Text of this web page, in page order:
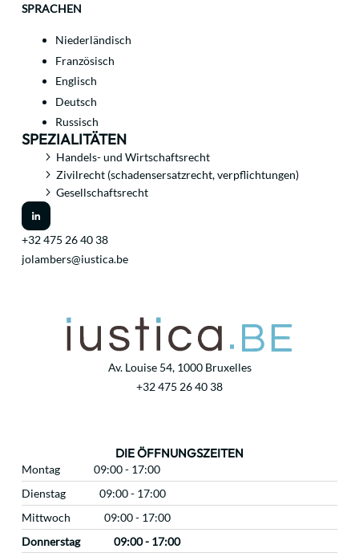
SPRACHEN
Niederländisch
Französisch
Englisch
Deutsch
Russisch
SPEZIALITÄTEN
Handels- und Wirtschaftsrecht
Zivilrecht (schadensersatzrecht, verpflichtungen)
Gesellschaftsrecht
+32 475 26 40 38
jolambers@iustica.be
Av. Louise 54, 1000 Bruxelles
+32 475 26 40 38
DIE ÖFFNUNGSZEITEN
Montag
09:00 - 17:00
Dienstag
09:00 - 17:00
Mittwoch
09:00 - 17:00
Donnerstag
09:00 - 17:00